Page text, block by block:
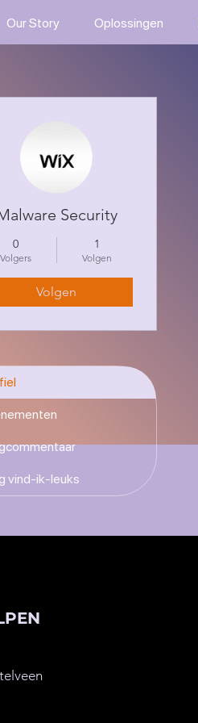
Our Story Oplossingen
Security
0
Volgers
1
Volgen
Volgen
vind-ik-leuks